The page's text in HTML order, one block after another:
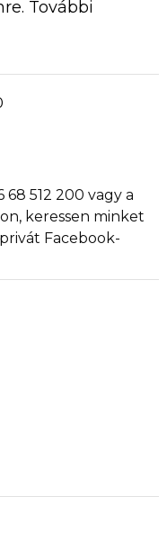
További
512 200 vagy a
keressen minket
Facebook-